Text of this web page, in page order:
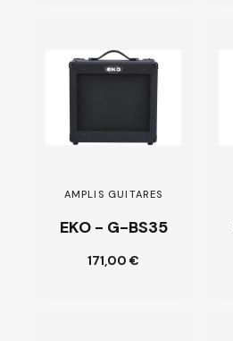
AMPLIS GUITARES
EKO - G-BS35
171,00 €
Ajouter au
panier